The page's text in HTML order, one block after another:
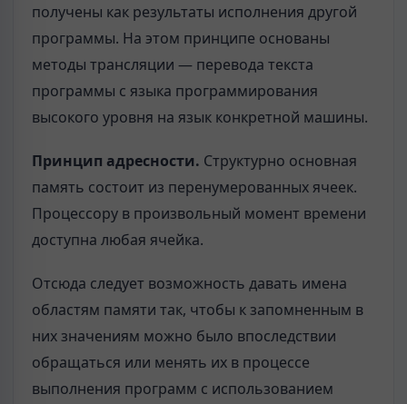
получены как результаты исполнения другой
программы. На этом принципе основаны
методы трансляции — перевода текста
программы с языка программирования
высокого уровня на язык конкретной машины.
Принцип адресности. Структурно основная
память состоит из перенумерованных ячеек.
Процессору в произвольный момент времени
доступна любая ячейка.
Отсюда следует возможность давать имена
областям памяти так, чтобы к запомненным в
них значениям можно было впоследствии
обращаться или менять их в процессе
выполнения программ с использованием